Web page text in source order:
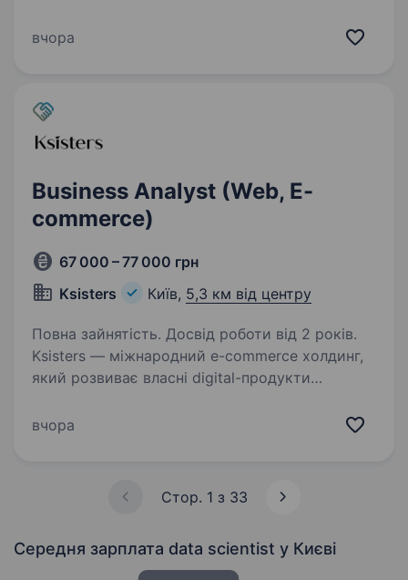
Baker Tilly International, представленої у 145
вчора
Business Analyst (Web, E-
commerce)
67 000 – 77 000 грн
Ksisters
Київ, 5,3 км від центру
Повна зайнятість. Досвід роботи від 2 років.
Ksisters — міжнародний e-commerce холдинг,
який розвиває власні digital-продукти
який буде працювати на стику бізнесу
вчора
Стор. 1 з 33
Середня зарплата data scientist у Києві